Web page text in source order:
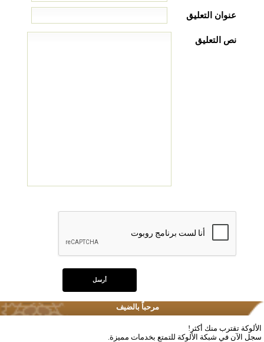
عنوان التعليق
نص التعليق
مرحباً بالضيف
الألوكة تقترب منك أكثر!
سجل الآن في شبكة الألوكة للتمتع بخدمات مميزة.